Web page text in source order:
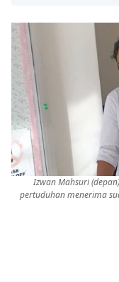
Izwan Mahsuri
pertuduhan menerima